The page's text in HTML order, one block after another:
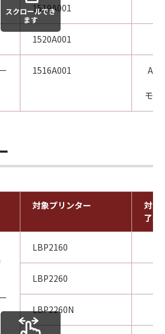
1519A001
1520A001
1516A001 A4
モノ
スクロールでき
ます
対象プリンター
対象
了年
LBP2160
LBP2260
LBP2260N